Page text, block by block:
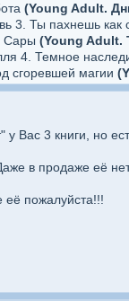
(Young Adult.
3. Ты пахнешь как
Сары (Young
4. Темное
сгоревшей магии
у Вас 3 книги, но
в продаже её
её пожалуйста!!!